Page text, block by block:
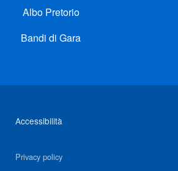
Albo Pretorio
Bandi di Gara
Accessibilità
Privacy policy